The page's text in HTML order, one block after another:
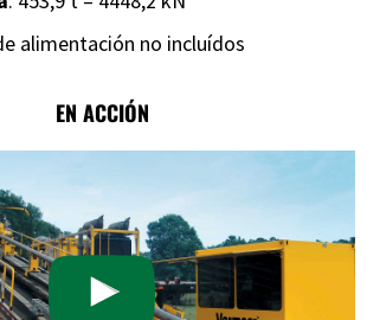
alimentación no incluídos
EN ACCIÓN